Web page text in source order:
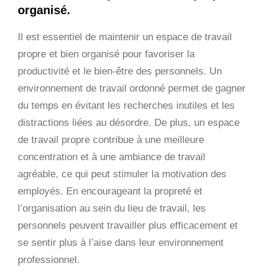
organisé.
Il est essentiel de maintenir un espace de travail
propre et bien organisé pour favoriser la
productivité et le bien-être des personnels. Un
environnement de travail ordonné permet de gagner
du temps en évitant les recherches inutiles et les
distractions liées au désordre. De plus, un espace
de travail propre contribue à une meilleure
concentration et à une ambiance de travail
agréable, ce qui peut stimuler la motivation des
employés. En encourageant la propreté et
l’organisation au sein du lieu de travail, les
personnels peuvent travailler plus efficacement et
se sentir plus à l’aise dans leur environnement
professionnel.